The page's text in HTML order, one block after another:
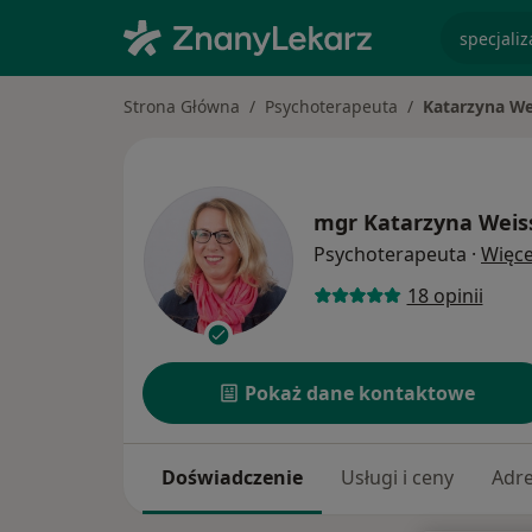
Strona Główna Psychoterapeuta Katarzyna
mgr Katarzyna
Psychoterapeuta ·
18 opinii
Pokaż dane kontaktowe
Doświadczenie Usługi i ceny